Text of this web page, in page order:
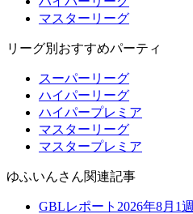
マスターリーグ
リーグ別おすすめパーティ
スーパーリーグ
ハイパーリーグ
ハイパープレミア
マスターリーグ
マスタープレミア
ゆふいんさん関連記事
GBLレポート2026年8月1週